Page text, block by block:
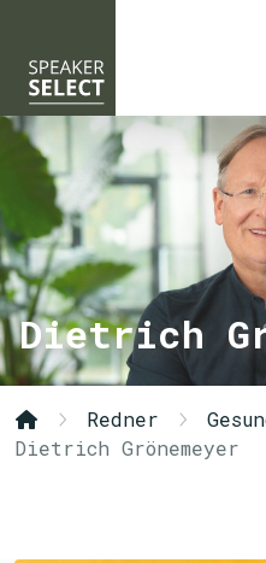
Dietrich
Redner
Dietrich Grönemeyer